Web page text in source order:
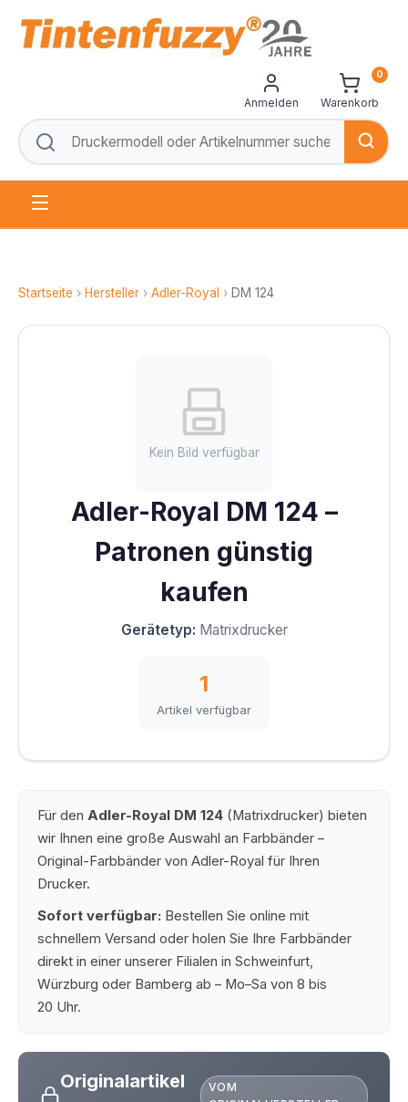
Anmelden Warenkorb
0
Startseite › Hersteller › Adler-Royal › DM 124
Kein Bild verfügbar
Adler-Royal DM 124 –
Patronen günstig
kaufen
Gerätetyp: Matrixdrucker
1
Artikel verfügbar
Für den Adler-Royal DM 124 (Matrixdrucker) bieten
wir Ihnen eine große Auswahl an Farbbänder –
Original-Farbbänder von Adler-Royal für Ihren
Drucker.
Sofort verfügbar: Bestellen Sie online mit
schnellem Versand oder holen Sie Ihre Farbbänder
direkt in einer unserer Filialen in Schweinfurt,
Würzburg oder Bamberg ab – Mo–Sa von 8 bis
20 Uhr.
Originalartikel
VOM